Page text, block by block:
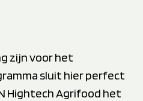
zijn voor het
sluit hier perfect
Hightech Agrifood het